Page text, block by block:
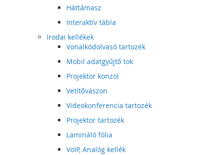
Háttámasz
Interaktív tábla
Irodai kellékek
Vonalkódolvasó tartozék
Mobil adatgyűjtő tok
Projektor konzol
Vetítővászon
Videokonferencia tartozék
Projektor tartozék
Lamináló fólia
VoIP, Analóg kellék